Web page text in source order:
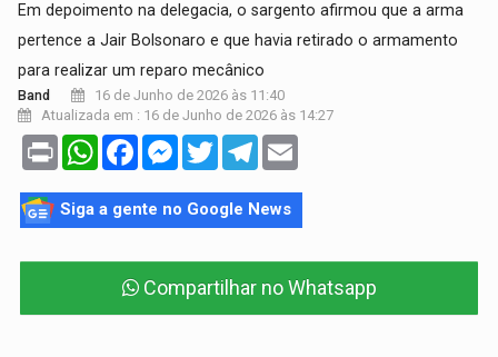
Em depoimento na delegacia, o sargento afirmou que a arma
pertence a Jair Bolsonaro e que havia retirado o armamento
para realizar um reparo mecânico
Band
16 de Junho de 2026 às 11:40
Atualizada em : 16 de Junho de 2026 às 14:27
Print WhatsAppFacebookMessenger
TwitterTelegram
Siga a gente no Google News
Compartilhar no Whatsapp